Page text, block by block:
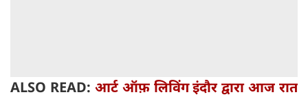
ALSO READ: आर्ट ऑफ़ लिविंग इंदौर द्वारा आज रात